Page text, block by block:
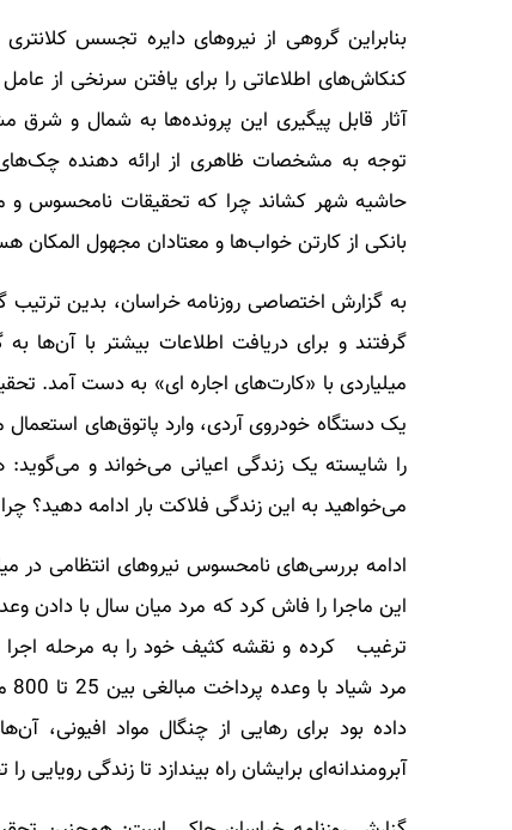
بنابراین گروهی از نیروهای دایره تجسس
کنکاش‌های اطلاعاتی را برای یافتن سرنخی از عامل
آثار قابل پیگیری این پرونده‌ها به شمال و
توجه به مشخصات ظاهری از ارائه دهنده
حاشیه شهر کشاند چرا که تحقیقات نامحسوس
بانکی از کارتن خواب‌ها و معتادان مجهول المکان
به گزارش اختصاصی روزنامه خراسان، بدین
گرفتند و برای دریافت اطلاعات بیشتر با آن‌ها
میلیاردی با «کارت‌های اجاره ای» به دست آمد.
یک دستگاه خودروی آردی، وارد پاتوق‌های
را شایسته یک زندگی اعیانی می‌خواند و
می‌خواهید به این زندگی فلاکت بار ادامه دهید؟
ادامه بررسی‌های نامحسوس نیروهای انتظامی در
این ماجرا را فاش کرد که مرد میان سال با دادن
ترغیب کرده و نقشه کثیف خود را به مرحله اجرا
داده بود برای رهایی از چنگال مواد افیونی،
آبرومندانه‌ای برایشان راه بیندازد تا زندگی رویایی